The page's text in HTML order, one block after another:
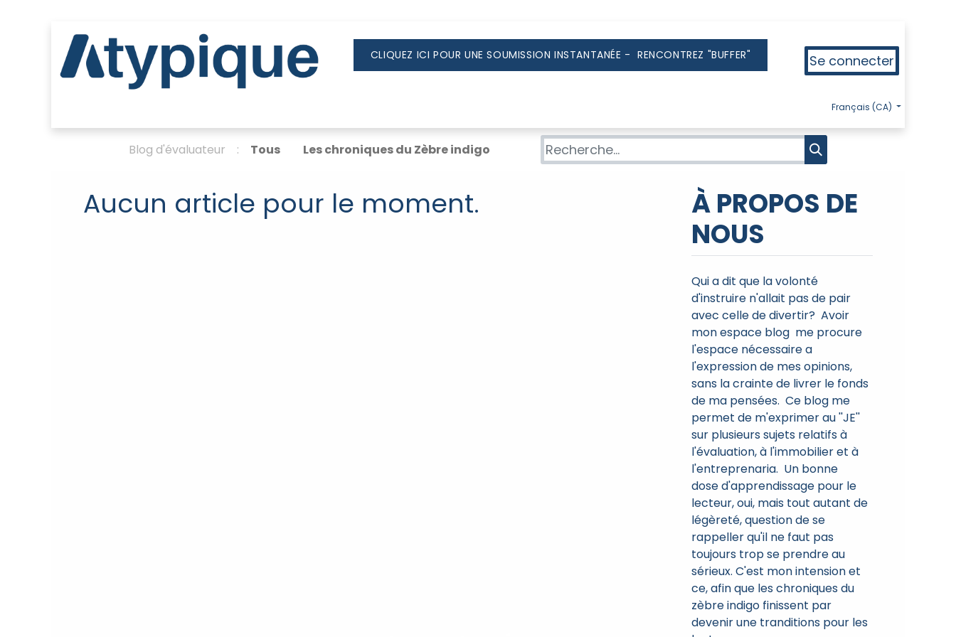
CLIQUEZ ICI POUR UNE SOUMISSION INSTANTANÉE - RENCONTREZ "BUFFER" Se connecter
Région de Montréal
Français (CA)
Blog d'évaluateur : Tous Les chroniques du Zèbre indigo
Aucun article pour le moment.
À PROPOS DE
NOUS
Qui a dit que la volonté
d'instruire n'allait pas de pair
avec celle de divertir? Avoir
mon espace blog me procure
l'espace nécessaire a
l'expression de mes opinions,
sans la crainte de livrer le fonds
de ma pensées. Ce blog me
permet de m'exprimer au ''JE''
sur plusieurs sujets relatifs à
l'évaluation, à l'immobilier et à
l'entreprenaria. Un bonne
dose d'apprendissage pour le
lecteur, oui, mais tout autant de
légèreté, question de se
rappeller qu'il ne faut pas
toujours trop se prendre au
sérieux. C'est mon intension et
ce, afin que les chroniques du
zèbre indigo finissent par
devenir une tranditions pour les